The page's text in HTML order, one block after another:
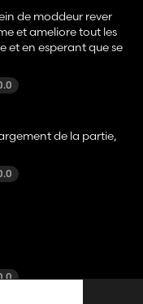
de moddeur rever
et ameliore tout les
et en esperant que se
de la partie,